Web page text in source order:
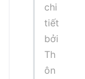
chi
tiết
bởi
Th
ôn